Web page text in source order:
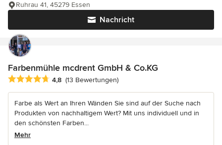
Nachricht
Ruhrau 41, 45279 Essen
Farbenmühle mcdrent GmbH & Co.KG
Durchschnittliche Bewertung: 4.8 von 5 Sternen
4,8 (13 Bewertungen)
Farbe als Wert an Ihren Wänden Sie sind auf der Suche nach
Produkten von nachhaltigem Wert? Mit uns individuell und in
den schönsten Farben...
Mehr